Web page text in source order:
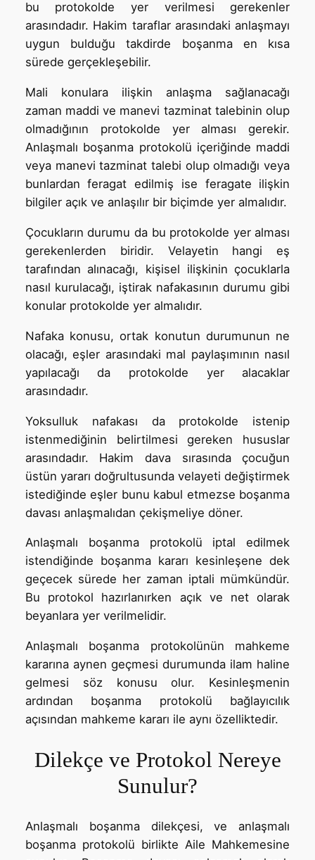
bu protokolde yer verilmesi gerekenler
arasındadır. Hakim taraflar arasındaki anlaşmayı
uygun bulduğu takdirde boşanma en kısa
sürede gerçekleşebilir.
Mali konulara ilişkin anlaşma sağlanacağı
zaman maddi ve manevi tazminat talebinin olup
olmadığının protokolde yer alması gerekir.
Anlaşmalı boşanma protokolü içeriğinde maddi
veya manevi tazminat talebi olup olmadığı veya
bunlardan feragat edilmiş ise feragate ilişkin
bilgiler açık ve anlaşılır bir biçimde yer almalıdır.
Çocukların durumu da bu protokolde yer alması
gerekenlerden biridir. Velayetin hangi eş
tarafından alınacağı, kişisel ilişkinin çocuklarla
nasıl kurulacağı, iştirak nafakasının durumu gibi
konular protokolde yer almalıdır.
Nafaka konusu, ortak konutun durumunun ne
olacağı, eşler arasındaki mal paylaşımının nasıl
yapılacağı da protokolde yer alacaklar
arasındadır.
Yoksulluk nafakası da protokolde istenip
istenmediğinin belirtilmesi gereken hususlar
arasındadır. Hakim dava sırasında çocuğun
üstün yararı doğrultusunda velayeti değiştirmek
istediğinde eşler bunu kabul etmezse boşanma
davası anlaşmalıdan çekişmeliye döner.
Anlaşmalı boşanma protokolü iptal edilmek
istendiğinde boşanma kararı kesinleşene dek
geçecek sürede her zaman iptali mümkündür.
Bu protokol hazırlanırken açık ve net olarak
beyanlara yer verilmelidir.
Anlaşmalı boşanma protokolünün mahkeme
kararına aynen geçmesi durumunda ilam haline
gelmesi söz konusu olur. Kesinleşmenin
ardından boşanma protokolü bağlayıcılık
açısından mahkeme kararı ile aynı özelliktedir.
Dilekçe ve Protokol Nereye
Sunulur?
Anlaşmalı boşanma dilekçesi, ve anlaşmalı
boşanma protokolü birlikte Aile Mahkemesine